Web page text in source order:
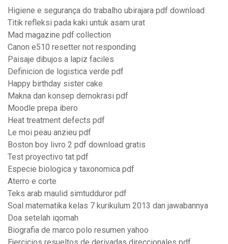
Higiene e segurança do trabalho ubirajara pdf download
Titik refleksi pada kaki untuk asam urat
Mad magazine pdf collection
Canon e510 resetter not responding
Paisaje dibujos a lapiz faciles
Definicion de logistica verde pdf
Happy birthday sister cake
Makna dan konsep demokrasi pdf
Moodle prepa ibero
Heat treatment defects pdf
Le moi peau anzieu pdf
Boston boy livro 2 pdf download gratis
Test proyectivo tat pdf
Especie biologica y taxonomica pdf
Aterro e corte
Teks arab maulid simtudduror pdf
Soal matematika kelas 7 kurikulum 2013 dan jawabannya
Doa setelah iqomah
Biografia de marco polo resumen yahoo